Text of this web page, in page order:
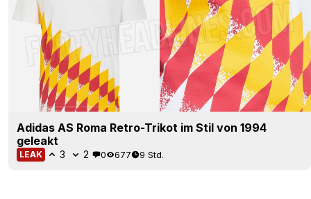
Adidas AS Roma Retro-Trikot im Stil von 1994
geleakt
LEAK 3 2 0 677 9 Std.